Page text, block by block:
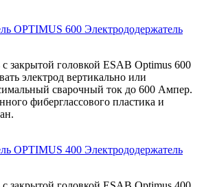
Электрододержатель
закрытой головкой ESAB Optimus 600
электрод вертикально или
сварочный ток до 600 Ампер.
фиберглассового пластика и
Электрододержатель